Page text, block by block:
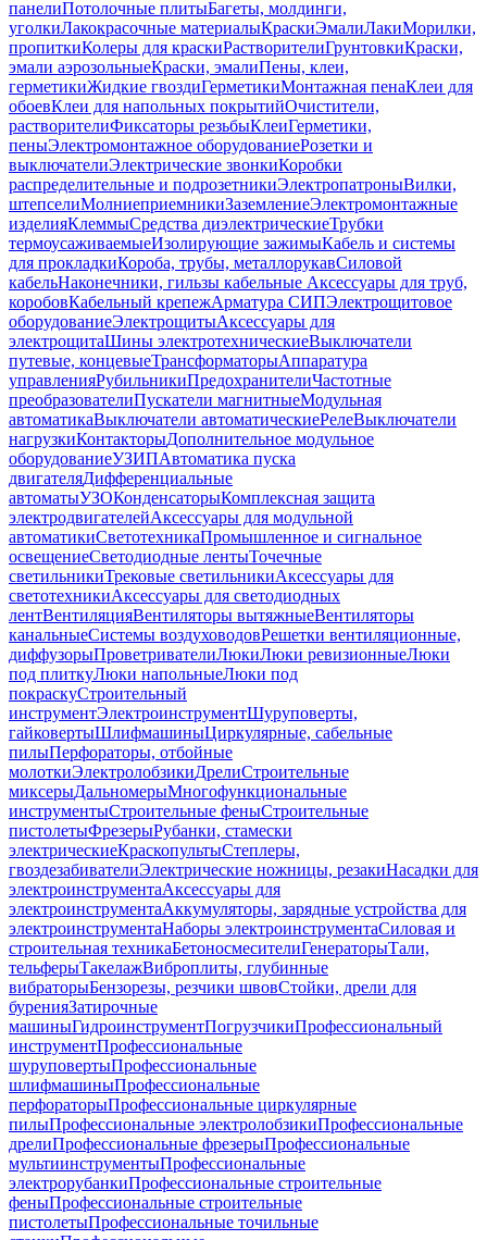
панелиПотолочные плитыБагеты, молдинги,
уголкиЛакокрасочные материалыКраскиЭмалиЛакиМорилки,
пропиткиКолеры для краскиРастворителиГрунтовкиКраски,
эмали аэрозольныеКраски, эмалиПены, клеи,
герметикиЖидкие гвоздиГерметикиМонтажная пенаКлеи для
обоевКлеи для напольных покрытийОчистители,
растворителиФиксаторы резьбыКлеиГерметики,
пеныЭлектромонтажное оборудованиеРозетки и
выключателиЭлектрические звонкиКоробки
распределительные и подрозетникиЭлектропатроныВилки,
штепселиМолниеприемникиЗаземлениеЭлектромонтажные
изделияКлеммыСредства диэлектрическиеТрубки
термоусаживаемыеИзолирующие зажимыКабель и системы
для прокладкиКороба, трубы, металлорукавСиловой
кабельНаконечники, гильзы кабельные Аксессуары для труб,
коробовКабельный крепежАрматура СИПЭлектрощитовое
оборудованиеЭлектрощитыАксессуары для
электрощитаШины электротехническиеВыключатели
путевые, концевыеТрансформаторыАппаратура
управленияРубильникиПредохранителиЧастотные
преобразователиПускатели магнитныеМодульная
автоматикаВыключатели автоматическиеРелеВыключатели
нагрузкиКонтакторыДополнительное модульное
оборудованиеУЗИПАвтоматика пуска
двигателяДифференциальные
автоматыУЗОКонденсаторыКомплексная защита
электродвигателейАксессуары для модульной
автоматикиСветотехникаПромышленное и сигнальное
освещениеСветодиодные лентыТочечные
светильникиТрековые светильникиАксессуары для
светотехникиАксессуары для светодиодных
лентВентиляцияВентиляторы вытяжныеВентиляторы
канальныеСистемы воздуховодовРешетки вентиляционные,
диффузорыПроветривателиЛюкиЛюки ревизионныеЛюки
под плиткуЛюки напольныеЛюки под
покраскуСтроительный
инструментЭлектроинструментШуруповерты,
гайковертыШлифмашиныЦиркулярные, сабельные
пилыПерфораторы, отбойные
молоткиЭлектролобзикиДрелиСтроительные
миксерыДальномерыМногофункциональные
инструментыСтроительные феныСтроительные
пистолетыФрезерыРубанки, стамески
электрическиеКраскопультыСтеплеры,
гвоздезабивателиЭлектрические ножницы, резакиНасадки для
электроинструментаАксессуары для
электроинструментаАккумуляторы, зарядные устройства для
электроинструментаНаборы электроинструментаСиловая и
строительная техникаБетоносмесителиГенераторыТали,
тельферыТакелажВиброплиты, глубинные
вибраторыБензорезы, резчики швовСтойки, дрели для
буренияЗатирочные
машиныГидроинструментПогрузчикиПрофессиональный
инструментПрофессиональные
шуруповертыПрофессиональные
шлифмашиныПрофессиональные
перфораторыПрофессиональные циркулярные
пилыПрофессиональные электролобзикиПрофессиональные
дрелиПрофессиональные фрезерыПрофессиональные
мультиинструментыПрофессиональные
электрорубанкиПрофессиональные строительные
феныПрофессиональные строительные
пистолетыПрофессиональные точильные